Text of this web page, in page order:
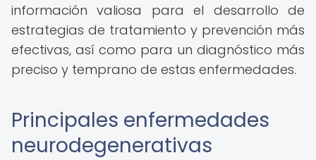
información valiosa para el desarrollo de
estrategias de tratamiento y prevención más
efectivas, así como para un diagnóstico más
preciso y temprano de estas enfermedades.
Principales enfermedades
neurodegenerativas